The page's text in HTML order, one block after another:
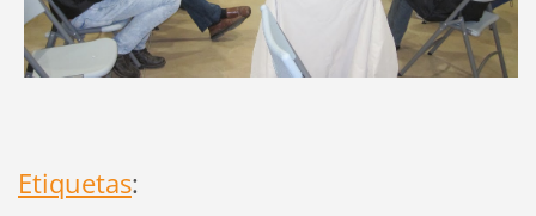
Etiquetas: